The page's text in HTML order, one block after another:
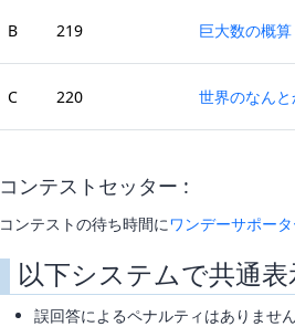
B 219 巨大数の概算
C 220 世界のなん
コンテストセッター :
コンテストの待ち時間にワンデーサポー
以下システムで共通表
誤回答によるペナルティはありません